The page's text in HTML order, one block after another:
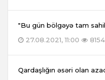
"Bu gün bölgəyə tam
27.08.2021, 11:00
8154
Qardaşlığın əsəri olan